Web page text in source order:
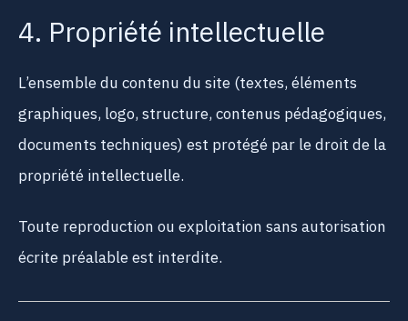
4. Propriété intellectuelle
L’ensemble du contenu du site (textes, éléments
graphiques, logo, structure, contenus pédagogiques,
documents techniques) est protégé par le droit de la
propriété intellectuelle.
Toute reproduction ou exploitation sans autorisation
écrite préalable est interdite.